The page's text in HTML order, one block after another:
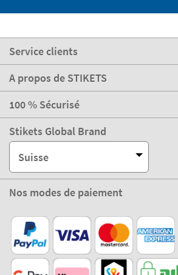
Service clients
A propos de STIKETS
100 % Sécurisé
Stikets Global Brand
Suisse
Nos modes de paiement